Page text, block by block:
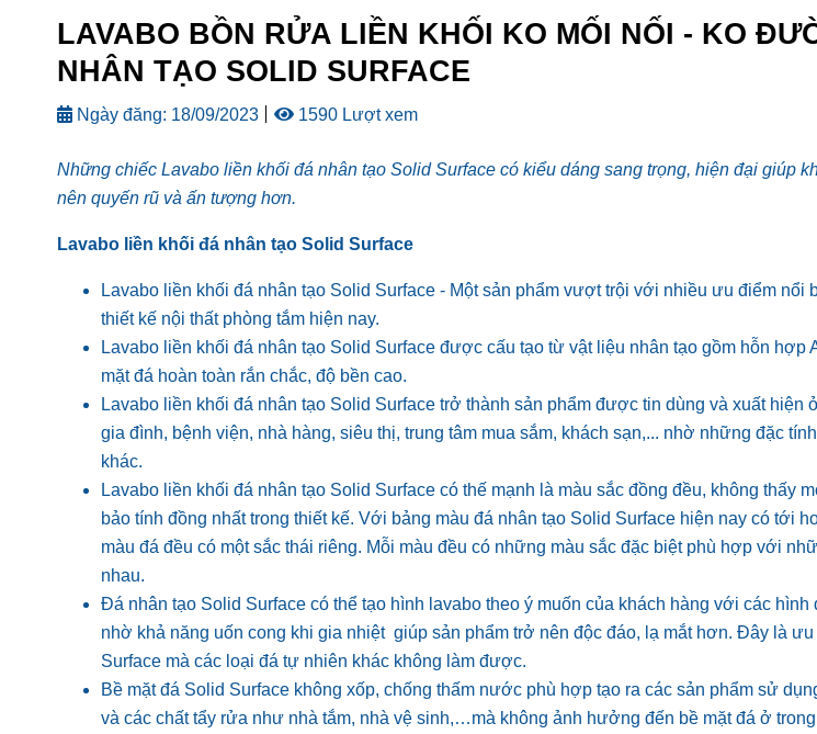
LAVABO BỒN RỬA LIỀN KHỐI KO MỐI NỐI - KO
NHÂN TẠO SOLID SURFACE
Ngày đăng: 18/09/2023 1590 Lượt xem
Những chiếc Lavabo liền khối đá nhân tạo Solid Surface có kiểu dáng sang trọng, hiện đại giúp
nên quyến rũ và ấn tượng hơn.
Lavabo liền khối đá nhân tạo Solid Surface
Lavabo liền khối đá nhân tạo Solid Surface - Một sản phẩm vượt trội với nhiều ưu điểm nổi
thiết kế nội thất phòng tắm hiện nay.
Lavabo liền khối đá nhân tạo Solid Surface được cấu tạo từ vật liệu nhân tạo gồm hỗn hợp
mặt đá hoàn toàn rắn chắc, độ bền cao.
Lavabo liền khối đá nhân tạo Solid Surface trở thành sản phẩm được tin dùng và xuất hiện
gia đình, bệnh viện, nhà hàng, siêu thị, trung tâm mua sắm, khách sạn,... nhờ những đặc
khác.
Lavabo liền khối đá nhân tạo Solid Surface có thế mạnh là màu sắc đồng đều, không thấy
bảo tính đồng nhất trong thiết kế. Với bảng màu đá nhân tạo Solid Surface hiện nay có tới
màu đá đều có một sắc thái riêng. Mỗi màu đều có những màu sắc đặc biệt phù hợp với
nhau.
Đá nhân tạo Solid Surface có thể tạo hình lavabo theo ý muốn của khách hàng với các
nhờ khả năng uốn cong khi gia nhiệt giúp sản phẩm trở nên độc đáo, lạ mắt hơn. Đây là
Surface mà các loại đá tự nhiên khác không làm được.
Bề mặt đá Solid Surface không xốp, chống thấm nước phù hợp tạo ra các sản phẩm sử
và các chất tẩy rửa như nhà tắm, nhà vệ sinh,…mà không ảnh hưởng đến bề mặt đá ở